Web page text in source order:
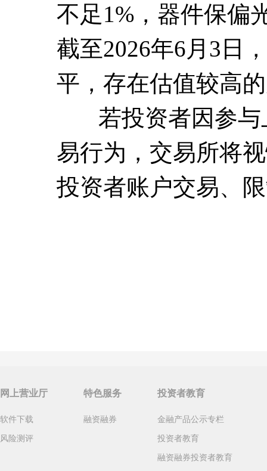
不足1%，器件保偏
截至2026年6月3日
平，存在估值较高
若投资者因参与
易行为，交易所将
投资者账户交易、
网上营业厅
软件下载
风险测评
特色服务
融资融券
投资者教育
金融产品公示专栏
投资者教育
融资融券投资者教育